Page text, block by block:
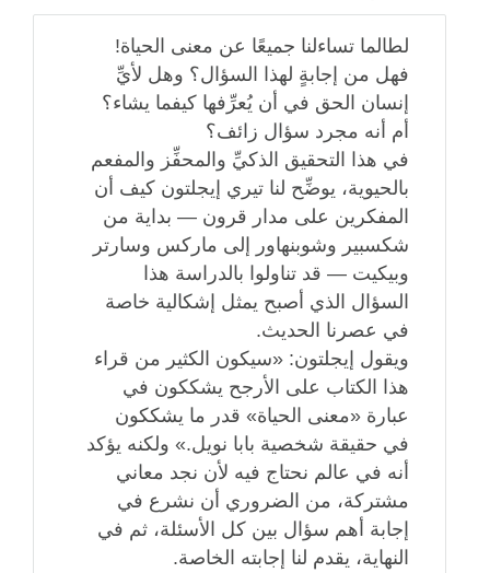
لطالما تساءلنا جميعًا عن معنى الحياة!
فهل من إجابةٍ لهذا السؤال؟ وهل لأيِّ
إنسان الحق في أن يُعرِّفها كيفما يشاء؟
أم أنه مجرد سؤال زائف؟
في هذا التحقيق الذكيِّ والمحفِّز والمفعم
بالحيوية، يوضِّح لنا تيري إيجلتون كيف أن
المفكرين على مدار قرون — بداية من
شكسبير وشوبنهاور إلى ماركس وسارتر
وبيكيت — قد تناولوا بالدراسة هذا
السؤال الذي أصبح يمثل إشكالية خاصة
في عصرنا الحديث.
ويقول إيجلتون: «سيكون الكثير من قراء
هذا الكتاب على الأرجح يشككون في
عبارة «معنى الحياة» قدر ما يشككون
في حقيقة شخصية بابا نويل.» ولكنه يؤكد
أنه في عالم نحتاج فيه لأن نجد معاني
مشتركة، من الضروري أن نشرع في
إجابة أهم سؤال بين كل الأسئلة، ثم في
النهاية، يقدم لنا إجابته الخاصة.